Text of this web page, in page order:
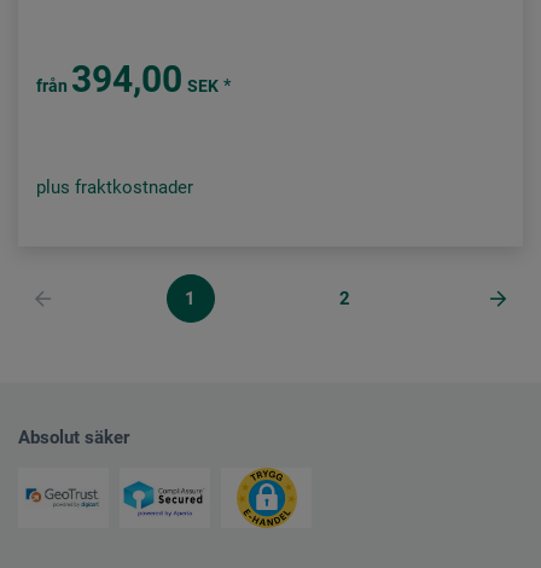
från 394,00 SEK *
plus fraktkostnader
1 2
Absolut säker